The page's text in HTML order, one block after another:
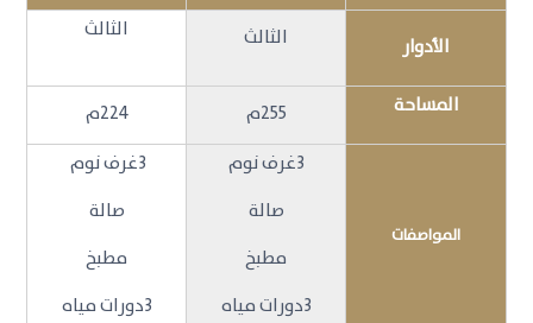
الأدوار الثالث الثالث
المساحة 255م 224م
المواصفات
3غرف نوم
صالة
مطبخ
3دورات مياه
3غرف نوم
صالة
مطبخ
3دورات مياه